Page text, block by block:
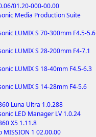
01.20-000-00.00
Media Production Suite
LUMIX S 70-300mm F4.5-5.6
LUMIX S 28-200mm F4-7.1
LUMIX S 18-40mm F4.5-6.3
LUMIX S 14-28mm F4-5.6
Luna Ultra 1.0.288
LED Manager LV 1.0.24
X5 1.11.8
MISSION 1 02.00.00